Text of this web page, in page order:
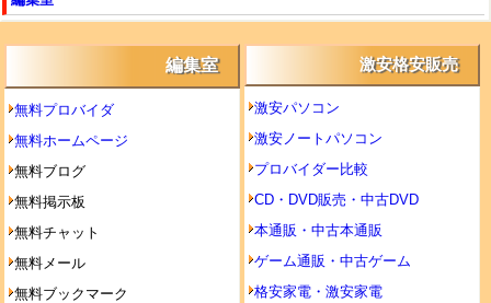
編集室
無料プロバイダ
無料ホームページ
無料ブログ
無料掲示板
無料チャット
無料メール
無料ブックマーク
激安格安販売
激安パソコン
激安ノートパソコン
プロバイダー比較
CD・DVD販売・中古DVD
本通販・中古本通販
ゲーム通販・中古ゲーム
格安家電・激安家電